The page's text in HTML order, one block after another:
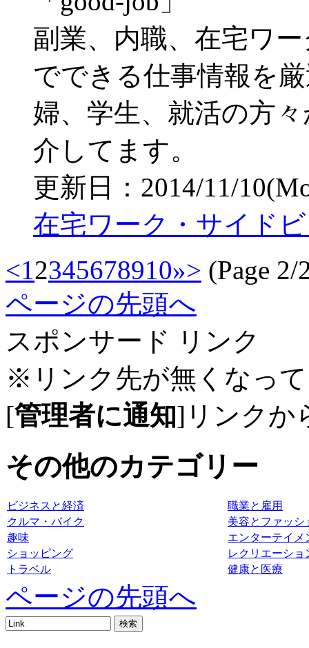
副業、内職、在宅ワ
でできる仕事情報を
婦、学生、就活の方
介してます。
更新日：2014/11/
在宅ワーク・サイド
<12345678910»> (Page 2/
ページの先頭へ
スポンサード リンク
※リンク先が無くなっ
[管理者に通知]リンクか
その他のカテゴリー
ビジネスと経済
職業と雇用
クルマ・バイク
美容とファッシ
趣味
エンターテイメ
ショッピング
レクリエーショ
トラベル
健康と医療
ページの先頭へ